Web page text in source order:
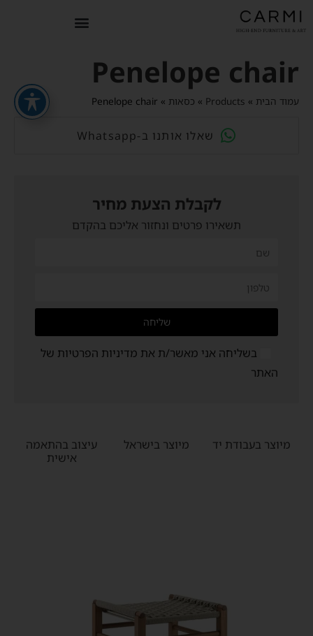
Penelope chair
עמוד הבית »
Products
» כסאות »
Penelope chair
Whatsapp-שאלו אותנו ב
לקבלת הצעת מחיר
תשאירו פרטים ונחזור אליכם בהקדם
בשליחה אני מאשר/ת את מדיניות הפרטיות של
האתר
שליחה
מיוצר בעבודת יד מיוצר בישראל
עיצוב בהתאמה
אישית